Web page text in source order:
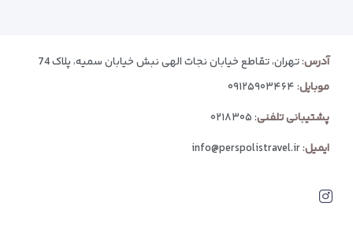
آدرس: تهران، تقاطع خیابان نجات الهی نبش خیابان سمیه، پلاک 74
موبایل:۰۹۱۲۵۹۰۳۴۶۴
پشتیبانی تلفنی:۰۲۱۸۳۰۵
ایمیل:
info@perspolistravel.ir